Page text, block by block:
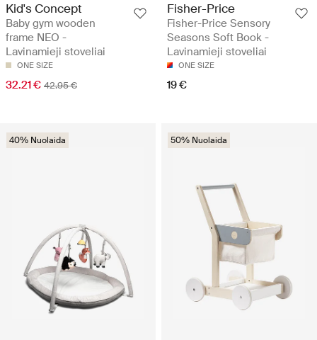
Kid's Concept
Baby gym wooden
frame NEO -
Lavinamieji stoveliai
ONE SIZE
32.21 € 42.95 €
Fisher-Price
Fisher-Price Sensory
Seasons Soft Book -
Lavinamieji stoveliai
ONE SIZE
19 €
40% Nuolaida 50% Nuolaida